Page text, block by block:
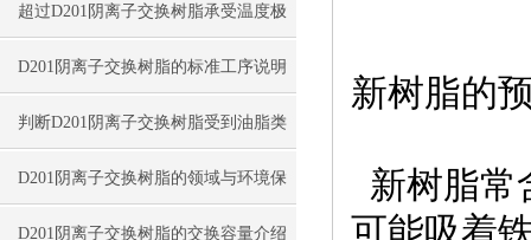
指南
超过D201阴离子交换树脂承受温度极
限值导致结构破坏
D201阴离子交换树脂的标准工序说明
判断D201阴离子交换树脂受到油脂类
污染程度方法概述
D201阴离子交换树脂的领域与环境保
护
D201阴离子交换树脂的交换容量介绍
新树脂的
新树脂常
可能吸着